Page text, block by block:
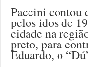
Paccini contou
pelos idos de
cidade na
preto, para
Eduardo, o